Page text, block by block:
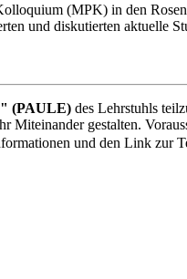
(MPK) in den
und diskutierten aktuelle
(PAULE) des Lehrstuhls
gestalten.
und den Link zur